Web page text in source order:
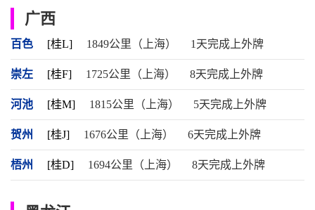
广西
百色 [桂L] 1849公里（上海） 1天完成上外牌
崇左 [桂F] 1725公里（上海） 8天完成上外牌
河池 [桂M] 1815公里（上海） 5天完成上外牌
贺州 [桂J] 1676公里（上海） 6天完成上外牌
梧州 [桂D] 1694公里（上海） 8天完成上外牌